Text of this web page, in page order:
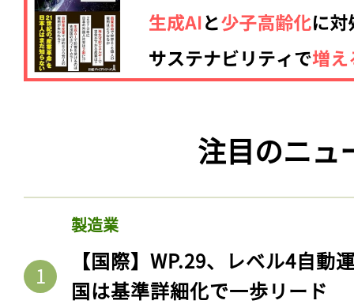
注目のニュ
製造業
【国際】WP.29、レベル4自動
国は基準詳細化で一歩リード